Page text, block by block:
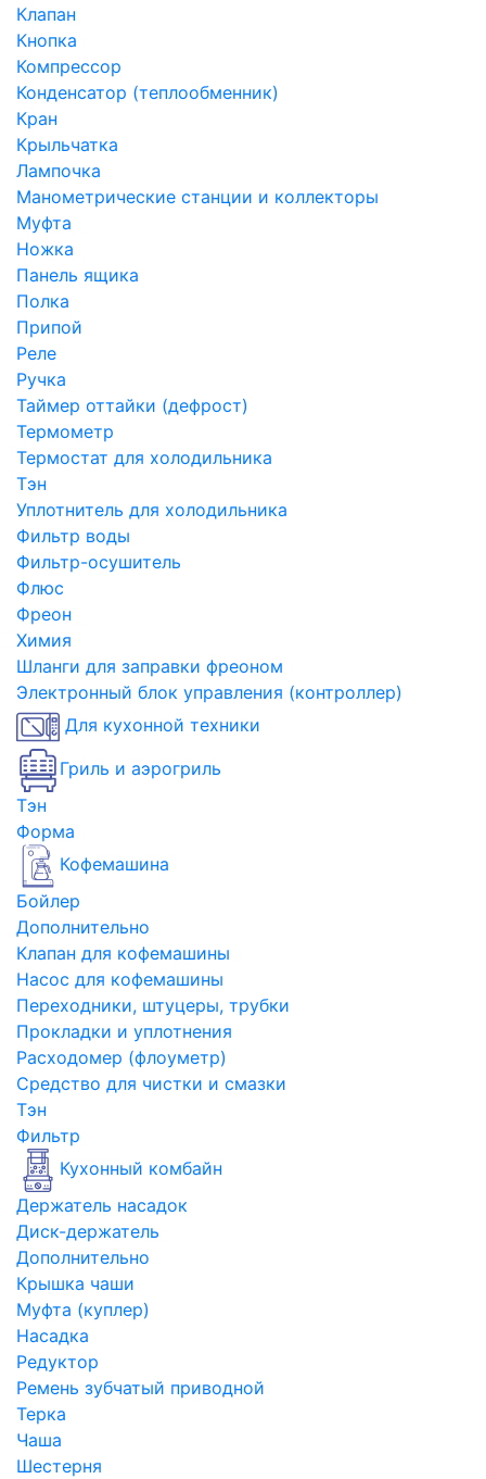
Клапан
Кнопка
Компрессор
Конденсатор (теплообменник)
Кран
Крыльчатка
Лампочка
Манометрические станции и коллекторы
Муфта
Ножка
Панель ящика
Полка
Припой
Реле
Ручка
Таймер оттайки (дефрост)
Термометр
Термостат для холодильника
Тэн
Уплотнитель для холодильника
Фильтр воды
Фильтр-осушитель
Флюс
Фреон
Химия
Шланги для заправки фреоном
Электронный блок управления (контроллер)
Для кухонной техники
Гриль и аэрогриль
Тэн
Форма
Кофемашина
Бойлер
Дополнительно
Клапан для кофемашины
Насос для кофемашины
Переходники, штуцеры, трубки
Прокладки и уплотнения
Расходомер (флоуметр)
Средство для чистки и смазки
Тэн
Фильтр
Кухонный комбайн
Держатель насадок
Диск-держатель
Дополнительно
Крышка чаши
Муфта (куплер)
Насадка
Редуктор
Ремень зубчатый приводной
Терка
Чаша
Шестерня